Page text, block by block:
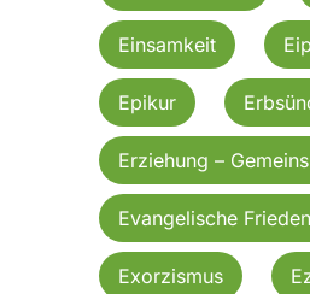
Einsamkeit
Epikur
Erziehung –
Evangelische
Exorzismus